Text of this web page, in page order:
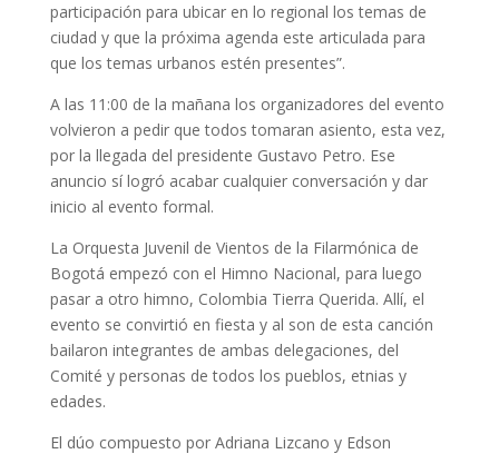
participación para ubicar en lo regional los temas de
ciudad y que la próxima agenda este articulada para
que los temas urbanos estén presentes”.
A las 11:00 de la mañana los organizadores del evento
volvieron a pedir que todos tomaran asiento, esta vez,
por la llegada del presidente Gustavo Petro. Ese
anuncio sí logró acabar cualquier conversación y dar
inicio al evento formal.
La Orquesta Juvenil de Vientos de la Filarmónica de
Bogotá empezó con el Himno Nacional, para luego
pasar a otro himno, Colombia Tierra Querida. Allí, el
evento se convirtió en fiesta y al son de esta canción
bailaron integrantes de ambas delegaciones, del
Comité y personas de todos los pueblos, etnias y
edades.
El dúo compuesto por Adriana Lizcano y Edson